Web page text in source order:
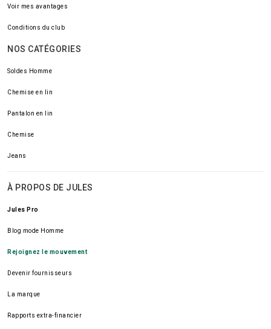
Voir mes avantages
Conditions du club
NOS CATÉGORIES
Soldes Homme
Chemise en lin
Pantalon en lin
Chemise
Jeans
À PROPOS DE JULES
Jules Pro
Blog mode Homme
Rejoignez le mouvement
Devenir fournisseurs
La marque
Rapports extra-financier